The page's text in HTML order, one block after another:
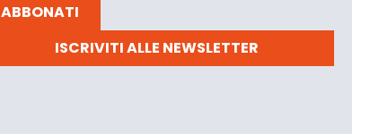
ABBONATI
ISCRIVITI ALLE NEWSLETTER